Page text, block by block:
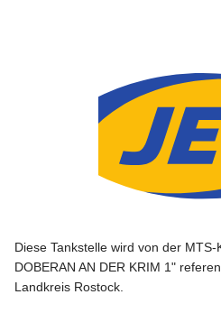
Diese Tankstelle wird von der
DOBERAN AN DER KRIM 1"
Landkreis Rostock.